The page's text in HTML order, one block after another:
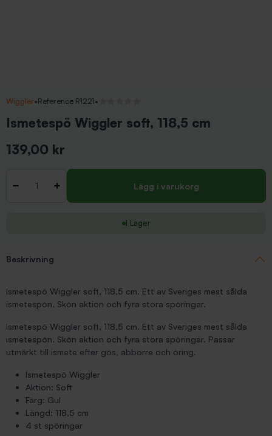
Wiggler•Reference R1221•
Ismetespö Wiggler soft, 118,5 cm
139,00 kr
- + Lägg i varukorg
I Lager
Beskrivning
Ismetespö Wiggler soft, 118,5 cm. Ett av Sveriges mest sålda
ismetespön. Skön aktion och fyra stora spöringar.
Ismetespö Wiggler soft, 118,5 cm. Ett av Sveriges mest sålda
ismetespön. Skön aktion och fyra stora spöringar. Passar
utmärkt till ismete efter gös, abborre och öring.
Ismetespö Wiggler
Aktion: Soft
Färg: Gul
Längd: 118,5 cm
4 st spöringar